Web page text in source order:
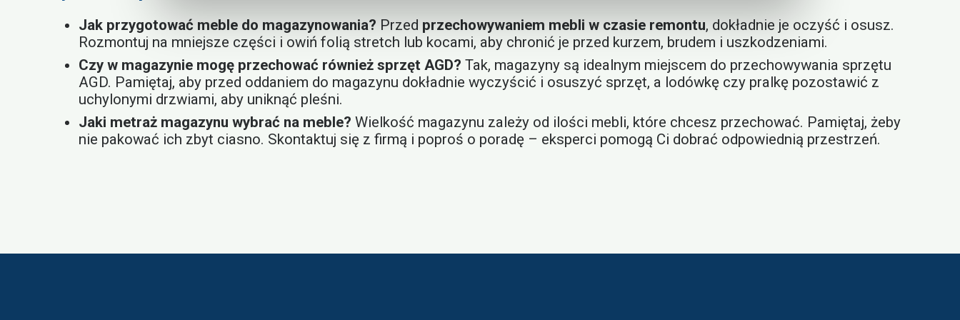
Jak przygotować meble do magazynowania? Przed przechowywaniem mebli w czasie remontu, dokładnie je oczyść i osusz.
Rozmontuj na mniejsze części i owiń folią stretch lub kocami, aby chronić je przed kurzem, brudem i uszkodzeniami.
Czy w magazynie mogę przechować również sprzęt AGD? Tak, magazyny są idealnym miejscem do przechowywania sprzętu
AGD. Pamiętaj, aby przed oddaniem do magazynu dokładnie wyczyścić i osuszyć sprzęt, a lodówkę czy pralkę pozostawić z
uchylonymi drzwiami, aby uniknąć pleśni.
Jaki metraż magazynu wybrać na meble? Wielkość magazynu zależy od ilości mebli, które chcesz przechować. Pamiętaj, żeby
nie pakować ich zbyt ciasno. Skontaktuj się z firmą i poproś o poradę – eksperci pomogą Ci dobrać odpowiednią przestrzeń.